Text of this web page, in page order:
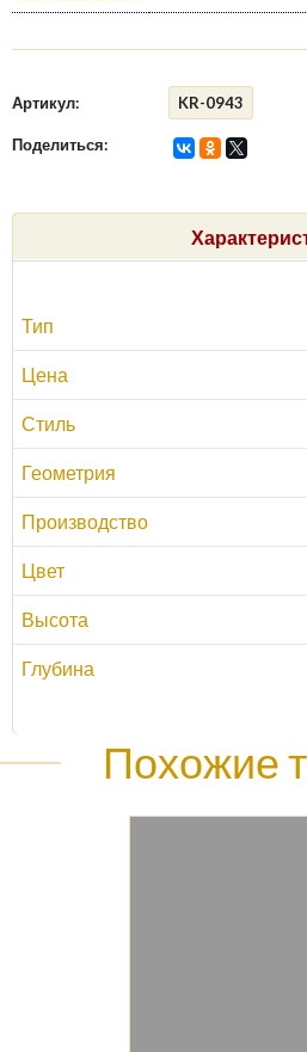
Артикул: KR-0943
Поделиться:
Тип
Цена
Стиль
Геометрия
Производство
Цвет
Высота
Глубина
Похожие